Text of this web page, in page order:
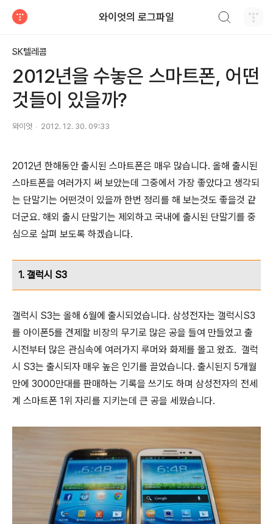
와이엇의 로그파일
SK텔레콤
2012년을 수놓은 스마트폰, 어떤
것들이 있을까?
와이엇 2012. 12. 30. 09:33
2012년 한해동안 출시된 스마트폰은 매우 많습니다. 올해 출시된
스마트폰을 여러가지 써 보았는데 그중에서 가장 좋았다고 생각되
는 단말기는 어떤것이 있을까 한번 정리를 해 보는것도 좋을것 같
더군요. 해외 출시 단말기는 제외하고 국내에 출시된 단말기를 중
심으로 살펴 보도록 하겠습니다.
1. 갤럭시 S3
갤럭시 S3는 올해 6월에 출시되었습니다. 삼성전자는 갤럭시S3
를 아이폰5를 견제할 비장의 무기로 많은 공을 들여 만들었고 출
시전부터 많은 관심속에 여러가지 루머와 화제를 몰고 왔죠. 갤럭
시 S3는 출시되자 매우 높은 인기를 끌었습니다. 출시된지 5개월
만에 3000만대를 판매하는 기록을 쓰기도 하며 삼성전자의 전세
계 스마트폰 1위 자리를 지키는데 큰 공을 세웠습니다.